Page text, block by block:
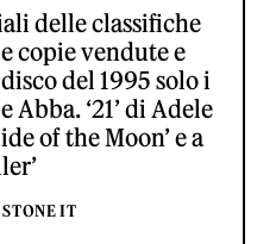
delle classifiche
copie vendute e
del 1995 solo i
Abba. ‘21’ di Adele
of the Moon’ e a
IT